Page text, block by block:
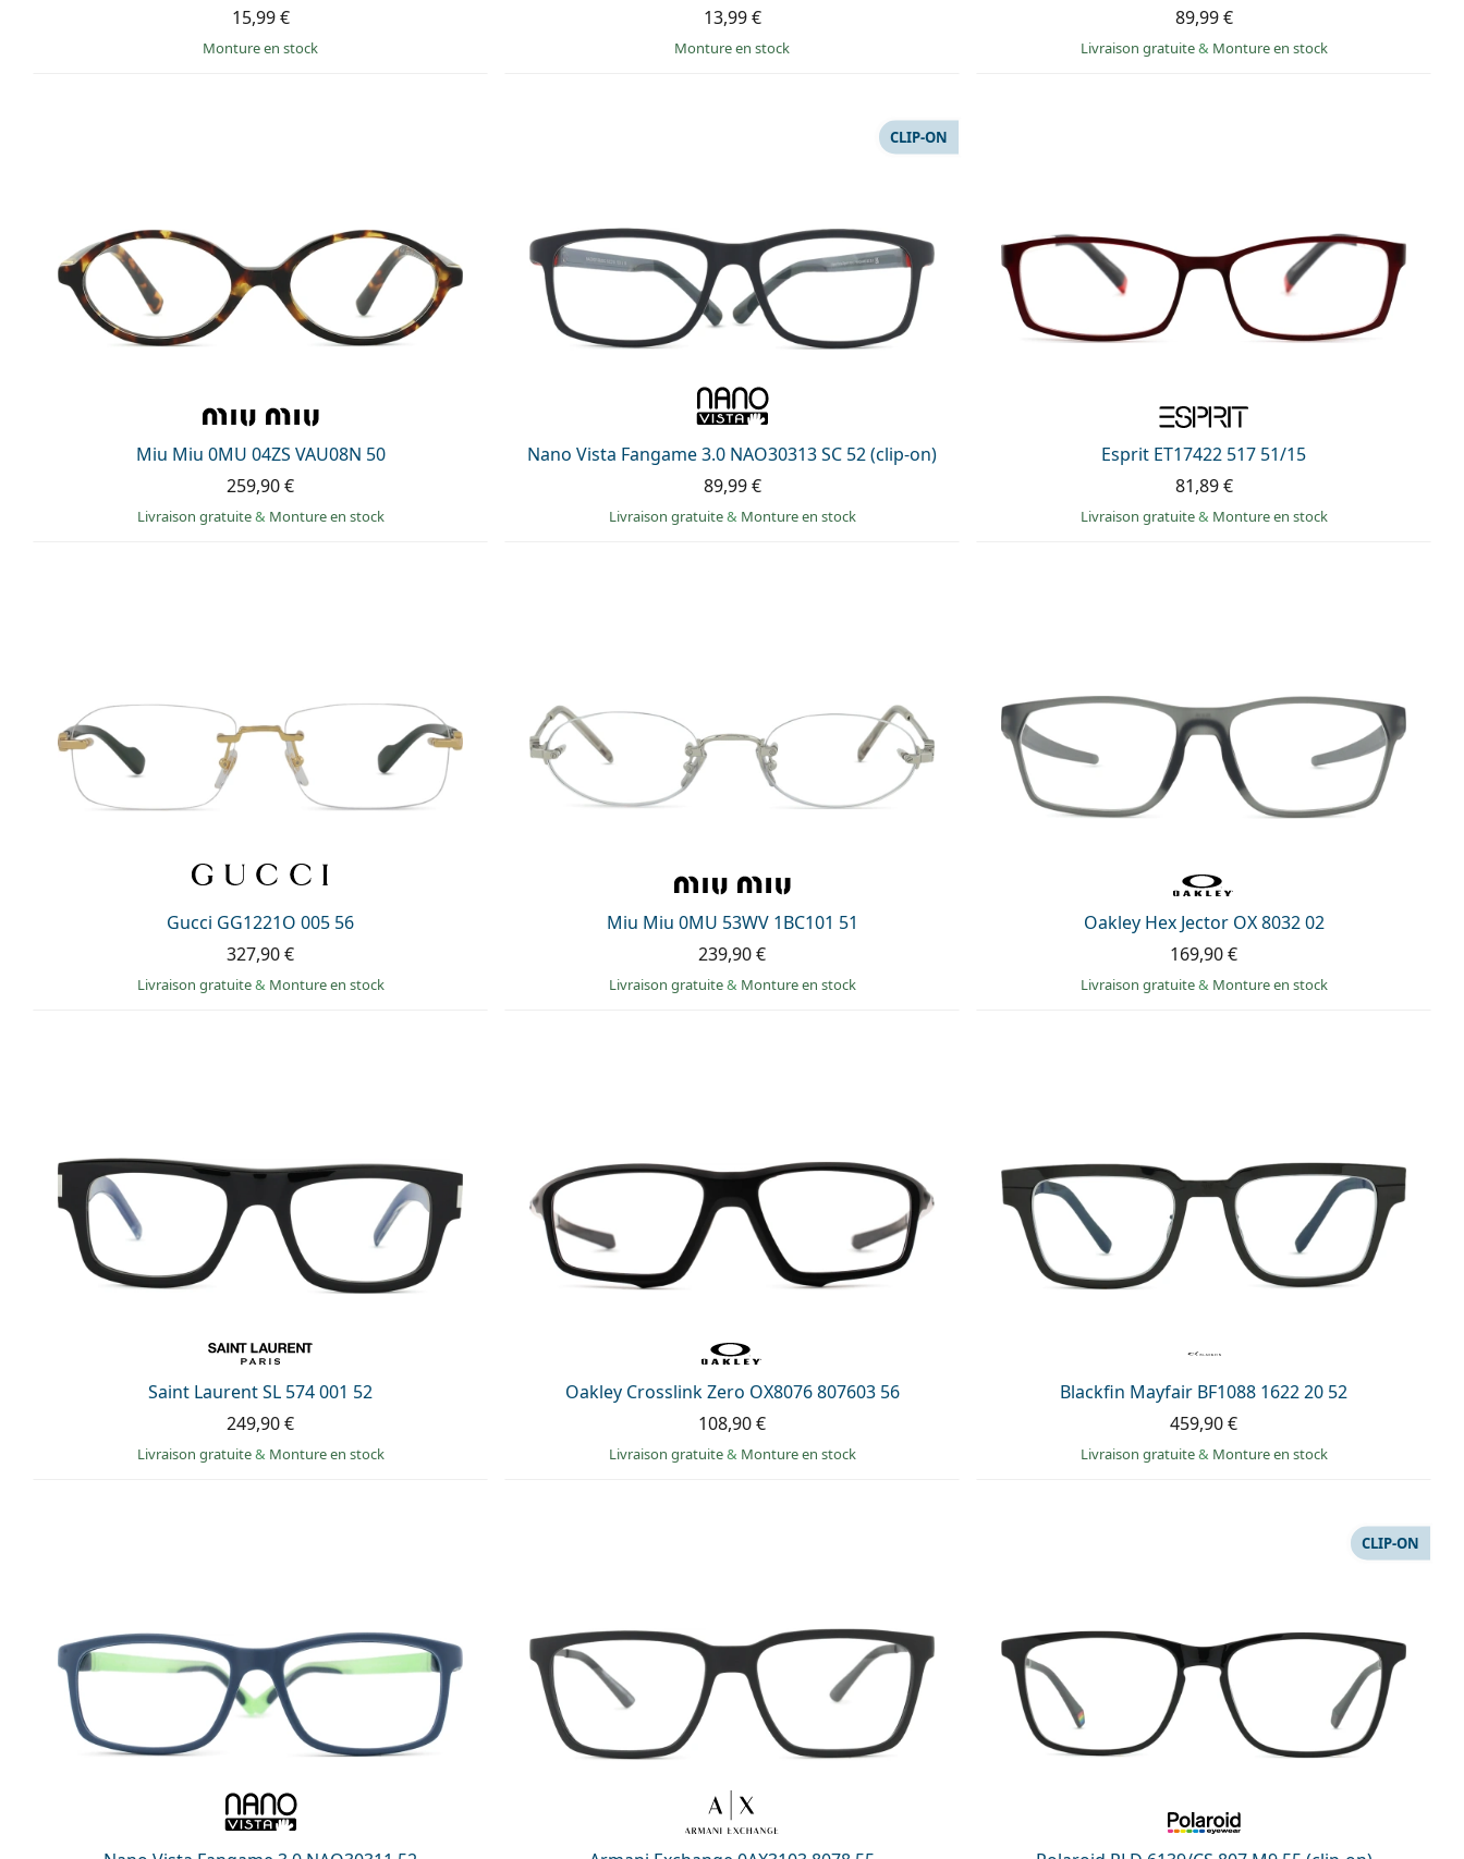
15,99 €
Monture en stock
13,99 €
Monture en stock
89,99 €
Livraison gratuite& Monture en stock
Miu Miu 0MU 04ZS VAU08N 50
259,90 €
Livraison gratuite& Monture en stock
Nano Vista Fangame 3.0 NAO30313 SC 52 (clip-on)
CLIP-ON
89,99 €
Livraison gratuite& Monture en stock
Esprit ET17422 517 51/15
81,89 €
Livraison gratuite& Monture en stock
Gucci GG1221O 005 56
327,90 €
Livraison gratuite& Monture en stock
Miu Miu 0MU 53WV 1BC101 51
239,90 €
Livraison gratuite& Monture en stock
Oakley Hex Jector OX 8032 02
169,90 €
Livraison gratuite& Monture en stock
Saint Laurent SL 574 001 52
249,90 €
Livraison gratuite& Monture en stock
Oakley Crosslink Zero OX8076 807603 56
108,90 €
Livraison gratuite& Monture en stock
Blackfin Mayfair BF1088 1622 20 52
459,90 €
Livraison gratuite& Monture en stock
CLIP-ON